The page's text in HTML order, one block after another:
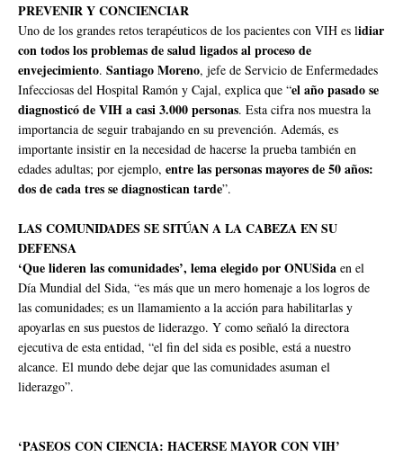
PREVENIR Y CONCIENCIAR
Uno de los grandes retos terapéuticos de los pacientes con VIH es lidiar
con todos los problemas de salud ligados al proceso de
envejecimiento. Santiago Moreno, jefe de Servicio de Enfermedades
Infecciosas del Hospital Ramón y Cajal, explica que “el año pasado se
diagnosticó de VIH a casi 3.000 personas. Esta cifra nos muestra la
importancia de seguir trabajando en su prevención. Además, es
importante insistir en la necesidad de hacerse la prueba también en
edades adultas; por ejemplo, entre las personas mayores de 50 años:
dos de cada tres se diagnostican tarde”.
LAS COMUNIDADES SE SITÚAN A LA CABEZA EN SU
DEFENSA
‘Que lideren las comunidades’, lema elegido por ONUSida en el
Día Mundial del Sida, “es más que un mero homenaje a los logros de
las comunidades; es un llamamiento a la acción para habilitarlas y
apoyarlas en sus puestos de liderazgo. Y como señaló la directora
ejecutiva de esta entidad, “el fin del sida es posible, está a nuestro
alcance. El mundo debe dejar que las comunidades asuman el
liderazgo”.
‘PASEOS CON CIENCIA: HACERSE MAYOR CON VIH’